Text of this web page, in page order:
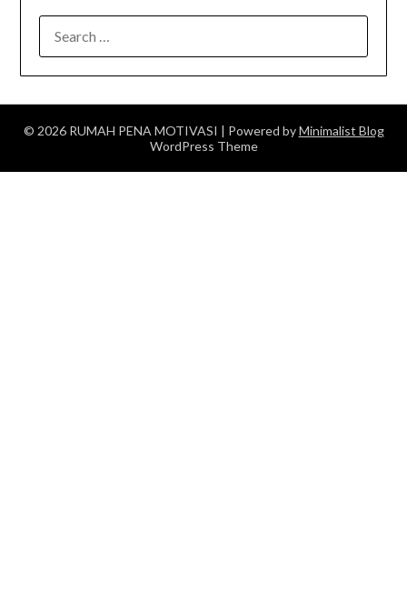
FOR:
© 2026 RUMAH PENA MOTIVASI | Powered byMinimalist Blog
WordPress Theme